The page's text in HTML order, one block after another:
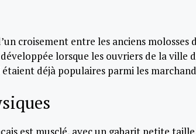
croisement entre les anciens molosses
lorsque les ouvriers de la ville
déjà populaires parmi les